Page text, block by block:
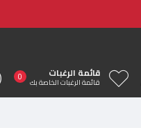
قائمة الرغبات
قائمة الرغبات الخاصة بك 0